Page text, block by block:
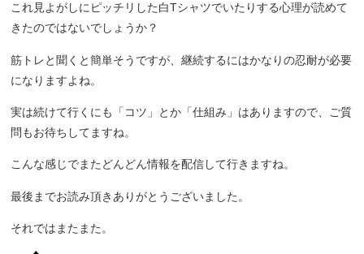
これ見よがしにピッチリした白Tシャツでいたりする心理が読めて
きたのではないでしょうか？
筋トレと聞くと簡単そうですが、継続するにはかなりの忍耐が必要
になりますよね。
実は続けて行くにも「コツ」とか「仕組み」はありますので、ご質
問もお待ちしてますね。
こんな感じでまたどんどん情報を配信して行きますね。
最後までお読み頂きありがとうございました。
それではまたまた。